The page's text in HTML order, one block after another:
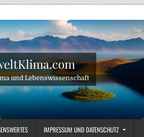
und Lebenswissenschaft
IMPRESSUM UND DATENSCHUTZ